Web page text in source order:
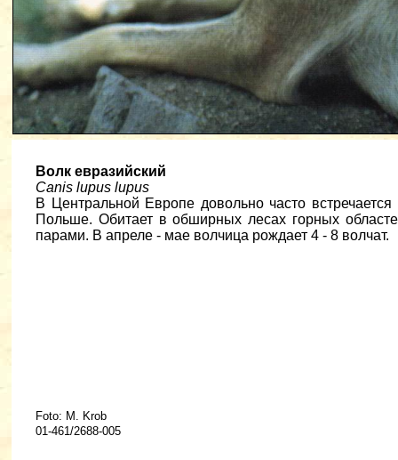
Волк евразийский
Canis lupus lupus
В Центральной Европе довольно часто
Польше. Обитает в обширных лесах горных
парами. В апреле - мае волчица рождает 4 - 8 волчат.
Foto: M. Krob
01-461/2688-005